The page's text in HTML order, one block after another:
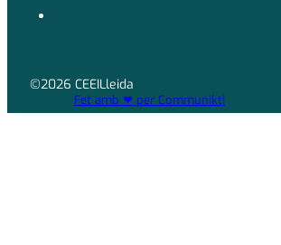
©2026 CEEILleida
Fet amb ❤ per Communikt!